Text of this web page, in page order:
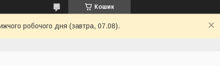
Кошик
робочого дня (завтра, 07.08).